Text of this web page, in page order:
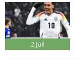
2 Juil